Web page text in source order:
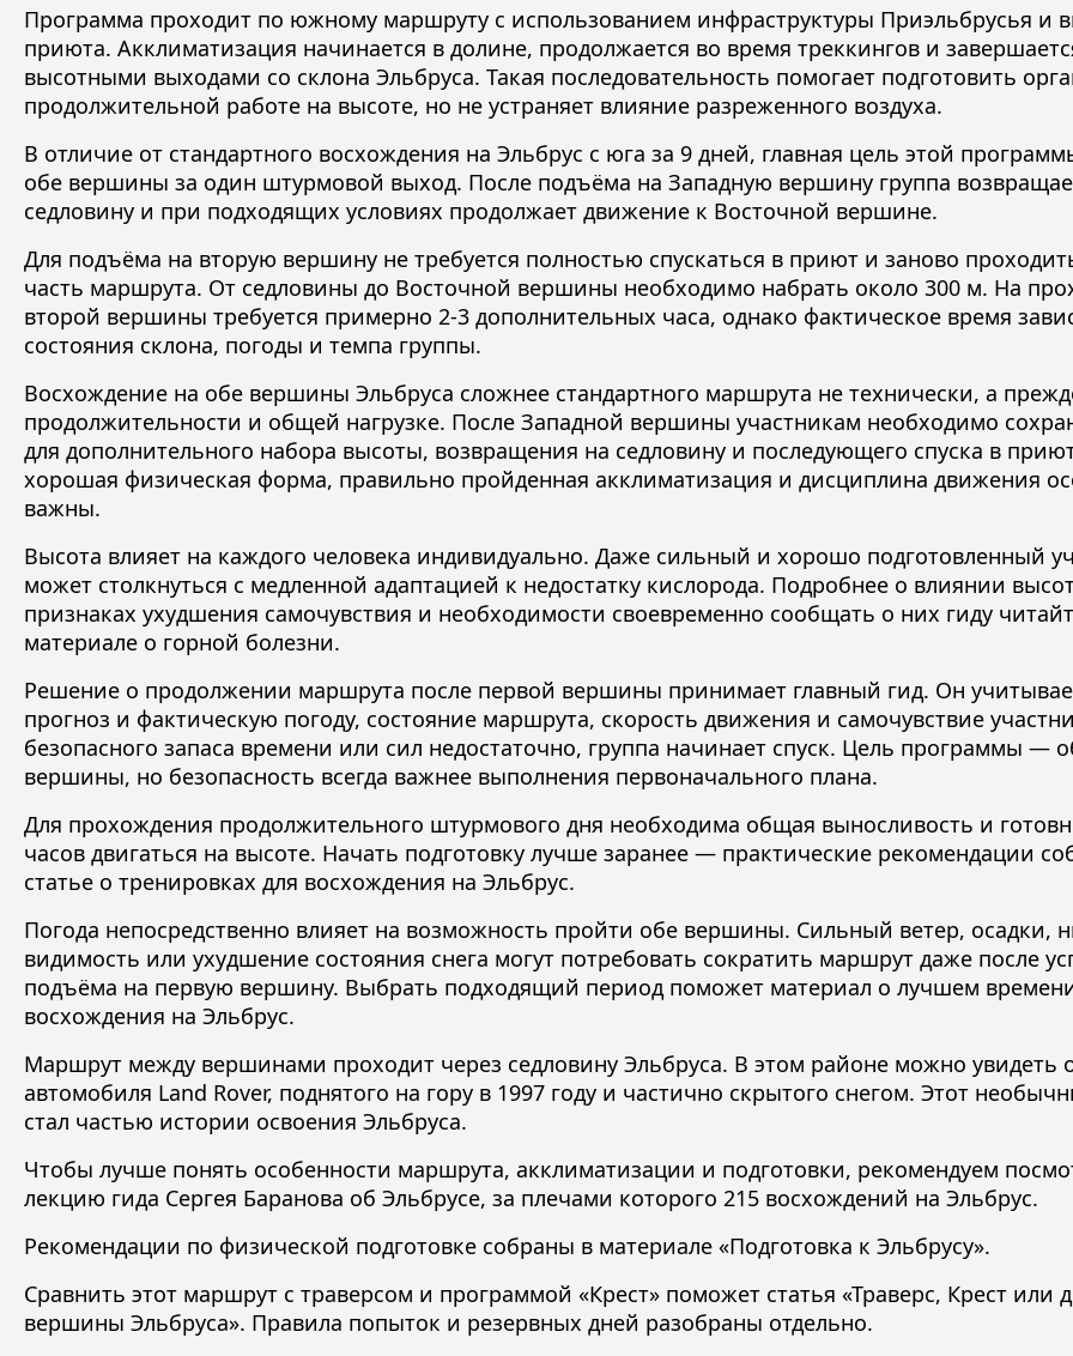
Программа проходит по южному маршруту с использованием инфраструктуры Приэльбрусья и
приюта. Акклиматизация начинается в долине, продолжается во время треккингов и
высотными выходами со склона Эльбруса. Такая последовательность помогает подготовить
продолжительной работе на высоте, но не устраняет влияние разреженного воздуха.
В отличие от стандартного восхождения на Эльбрус с юга за 9 дней, главная цель этой
обе вершины за один штурмовой выход. После подъёма на Западную вершину группа
седловину и при подходящих условиях продолжает движение к Восточной вершине.
Для подъёма на вторую вершину не требуется полностью спускаться в приют и заново
часть маршрута. От седловины до Восточной вершины необходимо набрать около 300 м. На
второй вершины требуется примерно 2-3 дополнительных часа, однако фактическое время
состояния склона, погоды и темпа группы.
Восхождение на обе вершины Эльбруса сложнее стандартного маршрута не технически, а
продолжительности и общей нагрузке. После Западной вершины участникам необходимо
для дополнительного набора высоты, возвращения на седловину и последующего спуска в
хорошая физическая форма, правильно пройденная акклиматизация и дисциплина движения
важны.
Высота влияет на каждого человека индивидуально. Даже сильный и хорошо подготовленный
может столкнуться с медленной адаптацией к недостатку кислорода. Подробнее о влиянии
признаках ухудшения самочувствия и необходимости своевременно сообщать о них гиду
материале о горной болезни.
Решение о продолжении маршрута после первой вершины принимает главный гид. Он
прогноз и фактическую погоду, состояние маршрута, скорость движения и самочувствие
безопасного запаса времени или сил недостаточно, группа начинает спуск. Цель программы —
вершины, но безопасность всегда важнее выполнения первоначального плана.
Для прохождения продолжительного штурмового дня необходима общая выносливость и
часов двигаться на высоте. Начать подготовку лучше заранее — практические рекомендации
статье о тренировках для восхождения на Эльбрус.
Погода непосредственно влияет на возможность пройти обе вершины. Сильный ветер, осадки,
видимость или ухудшение состояния снега могут потребовать сократить маршрут даже после
подъёма на первую вершину. Выбрать подходящий период поможет материал о лучшем
восхождения на Эльбрус.
Маршрут между вершинами проходит через седловину Эльбруса. В этом районе можно увидеть
автомобиля Land Rover, поднятого на гору в 1997 году и частично скрытого снегом. Этот
стал частью истории освоения Эльбруса.
Чтобы лучше понять особенности маршрута, акклиматизации и подготовки, рекомендуем
лекцию гида Сергея Баранова об Эльбрусе, за плечами которого 215 восхождений на Эльбрус.
Рекомендации по физической подготовке собраны в материале «Подготовка к Эльбрусу».
Сравнить этот маршрут с траверсом и программой «Крест» поможет статья «Траверс, Крест или
вершины Эльбруса». Правила попыток и резервных дней разобраны отдельно.